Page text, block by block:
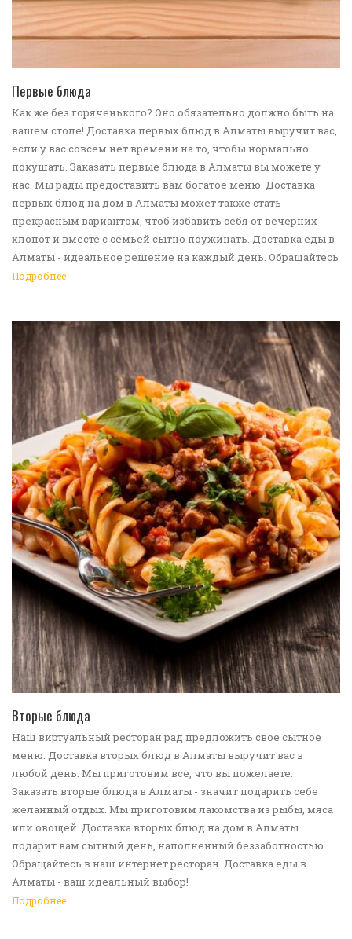
Первые блюда
Как же без горяченького? Оно обязательно должно быть на
вашем столе! Доставка первых блюд в Алматы выручит вас,
если у вас совсем нет времени на то, чтобы нормально
покушать. Заказать первые блюда в Алматы вы можете у
нас. Мы рады предоставить вам богатое меню. Доставка
первых блюд на дом в Алматы может также стать
прекрасным вариантом, чтоб избавить себя от вечерних
хлопот и вместе с семьей сытно поужинать. Доставка еды в
Алматы - идеальное решение на каждый день. Обращайтесь
к нам!
Подробнее
Вторые блюда
Наш виртуальный ресторан рад предложить свое сытное
меню. Доставка вторых блюд в Алматы выручит вас в
любой день. Мы приготовим все, что вы пожелаете.
Заказать вторые блюда в Алматы - значит подарить себе
желанный отдых. Мы приготовим лакомства из рыбы, мяса
или овощей. Доставка вторых блюд на дом в Алматы
подарит вам сытный день, наполненный беззаботностью.
Обращайтесь в наш интернет ресторан. Доставка еды в
Алматы - ваш идеальный выбор!
Подробнее